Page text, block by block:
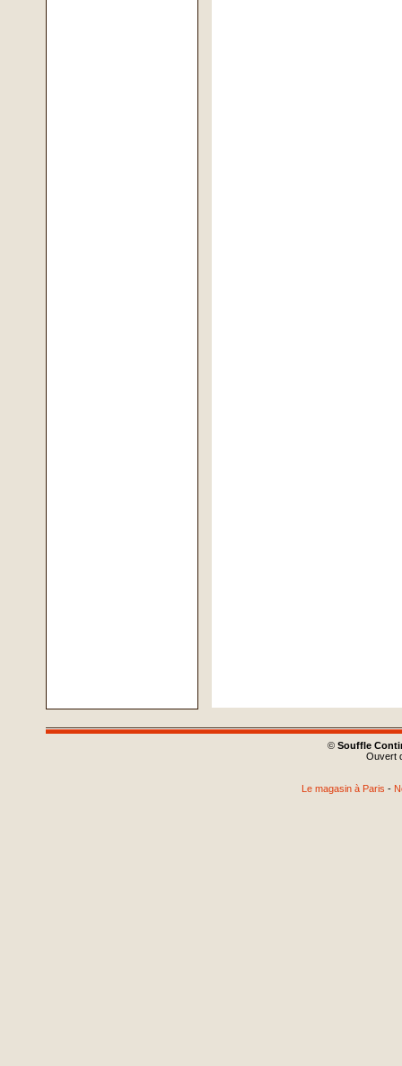
© Souffle
Ouvert
Le magasin à Paris -